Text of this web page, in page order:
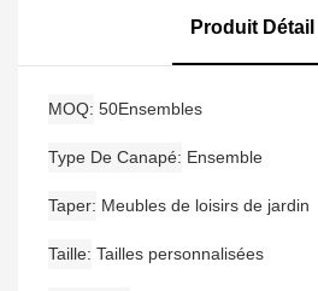
Manger D'extérieur,
Ensemble De Bistrot De
Jardin
Osier
Produit Détail
MOQ 50Ensembles
Type De Canapé Ensemble
Taper Meubles de loisirs de jardin
Taille Tailles personnalisées